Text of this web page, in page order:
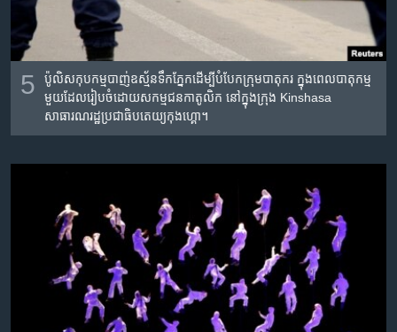
5
ប៉ូលិស​កុបកម្ម​បាញ់​ឧស្ម័ន​ទឹក​ភ្នែក​ដើម្បី​បំបែក​ក្រុម​បាតុករ​ ក្នុង​ពេល​បាតុកម្ម​
មួយ​ដែល​រៀបចំ​ដោយ​សកម្មជន​កាតូលិក នៅ​ក្នុង​ក្រុង Kinshasa
សាធារណរដ្ឋ​ប្រជាធិបតេយ្យ​កុងហ្គោ។